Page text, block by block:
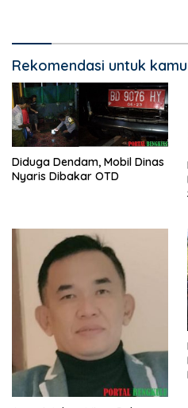
Rekomendasi untuk kamu
Diduga Dendam, Mobil Dinas
Nyaris Dibakar OTD